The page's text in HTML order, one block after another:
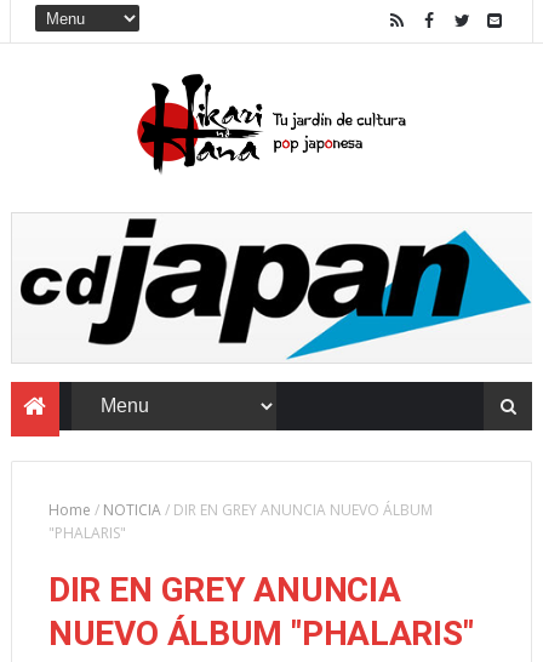
Home / NOTICIA/ DIR EN GREY ANUNCIA NUEVO ÁLBUM
"PHALARIS"
DIR EN GREY ANUNCIA
NUEVO ÁLBUM "PHALARIS"